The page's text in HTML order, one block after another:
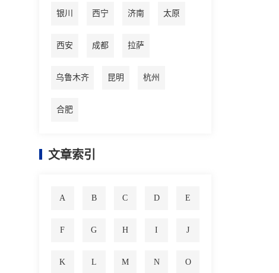
银川 西宁 济南 太原
西安 成都 拉萨
乌鲁木齐 昆明 杭州
合肥
文章索引
A B C D E
F G H I J
K L M N O